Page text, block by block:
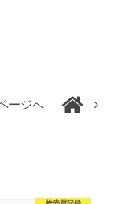
ージへ